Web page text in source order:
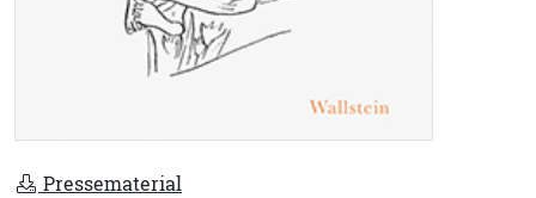
Pressematerial